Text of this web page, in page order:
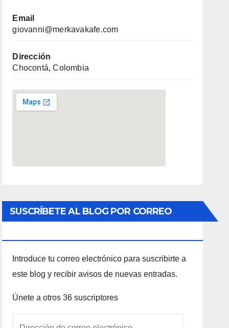
Email
giovanni@merkavakafe.com
Dirección
Chocontá, Colombia
SUSCRÍBETE AL BLOG POR CORREO
Introduce tu correo electrónico para suscribirte a
este blog y recibir avisos de nuevas entradas.
Únete a otros 36 suscriptores